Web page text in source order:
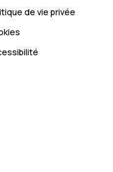
de vie privée